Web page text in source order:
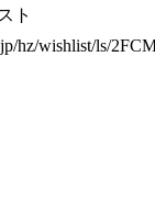
ト
hz/wishlist/ls/